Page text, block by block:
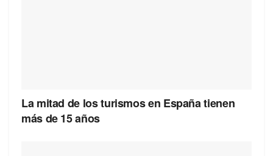
La mitad de los turismos en España tienen
más de 15 años